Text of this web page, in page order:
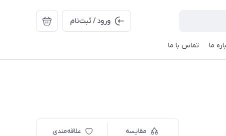
ورود / ثبت‌نام
ما تماس با ما
مقایسه علاقه‌مندی